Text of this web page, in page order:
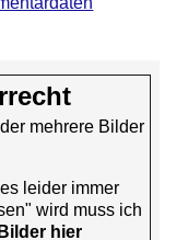
mehrere Bilder
leider immer
wird muss ich
hier